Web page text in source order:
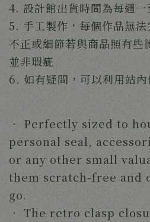
4. 設計館出貨時間為每週一
5. 手工製作，每個作品無
不正或細節若與商品照有些
並非瑕疵
6. 如有疑問，可以利用站內
‧ Perfectly sized to
personal seal,
or any other small
them scratch-free and
go.
‧ The retro clasp